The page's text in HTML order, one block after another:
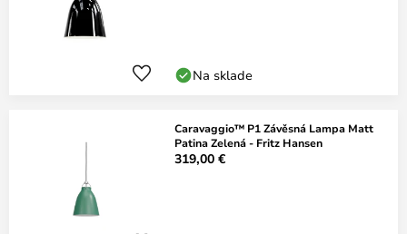
Na sklade
Caravaggio™ P1 Závěsná Lampa Matt
Patina Zelená - Fritz Hansen
319,00 €